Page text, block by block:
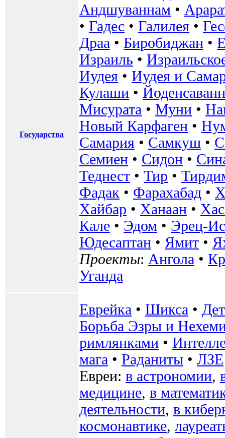
Государства
Андшуваннам •
• Гадес • Галилея •
Драа • Биробиджан •
Израиль •
Иудея • Иудея и
Кулаши •
Мисурата • Муни •
Новый Карфаген •
Самария • Самкуш •
Семиен • Сидон •
Теднест • Тир •
Фадак • Фарахабад •
Хайбар • Ханаан •
Кале • Эдом • Эрец-
Юдесаптан • Ямит •
Проекты: Ангола •
Уганда
Еврейка • Шикса •
Борьба Эзры и
римлянками •
мага • Раданиты • ЛЗЕ
Евреи: в астрономии,
медицине, в
деятельности, в
космонавтике,